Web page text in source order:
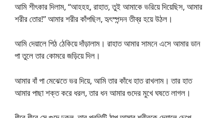
আমি শীৎকার দিলাম, “আহহহ, রাহাত, তুই আমাকে ভরিয়ে দিয়েছিস, আমার
শরীর তোর!” আমার শরীর কাঁপছিল, হৃৎস্পন্দন তীব্র হয়ে উঠল।
আমি দেয়ালে পিঠ ঠেকিয়ে দাঁড়ালাম। রাহাত আমার সামনে এসে আমার ডান
পা তুলে তার কোমরে জড়িয়ে দিল।
আমার বাঁ পা মেঝেতে ভর দিয়ে, আমি তার কাঁধে হাত রাখলাম। তার হাত
আমার পাছা শক্ত করে ধরল, তার ধন আমার গুদের মুখে ঘষতে লাগল।